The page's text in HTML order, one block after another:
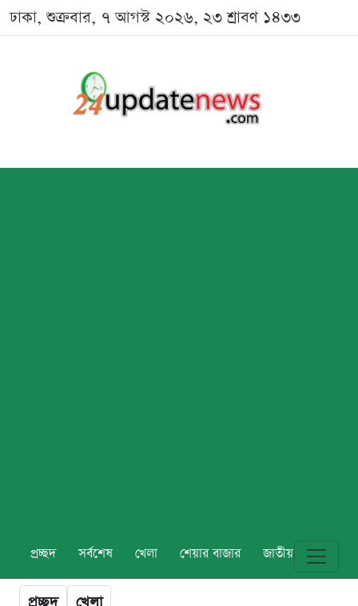
ঢাকা, শুক্রবার, ৭ আগস্ট ২০২৬, ২৩ শ্রাবণ ১৪৩৩
প্রচ্ছদ সর্বশেষ খেলা শেয়ার বাজার জাতীয় বিশ্ব